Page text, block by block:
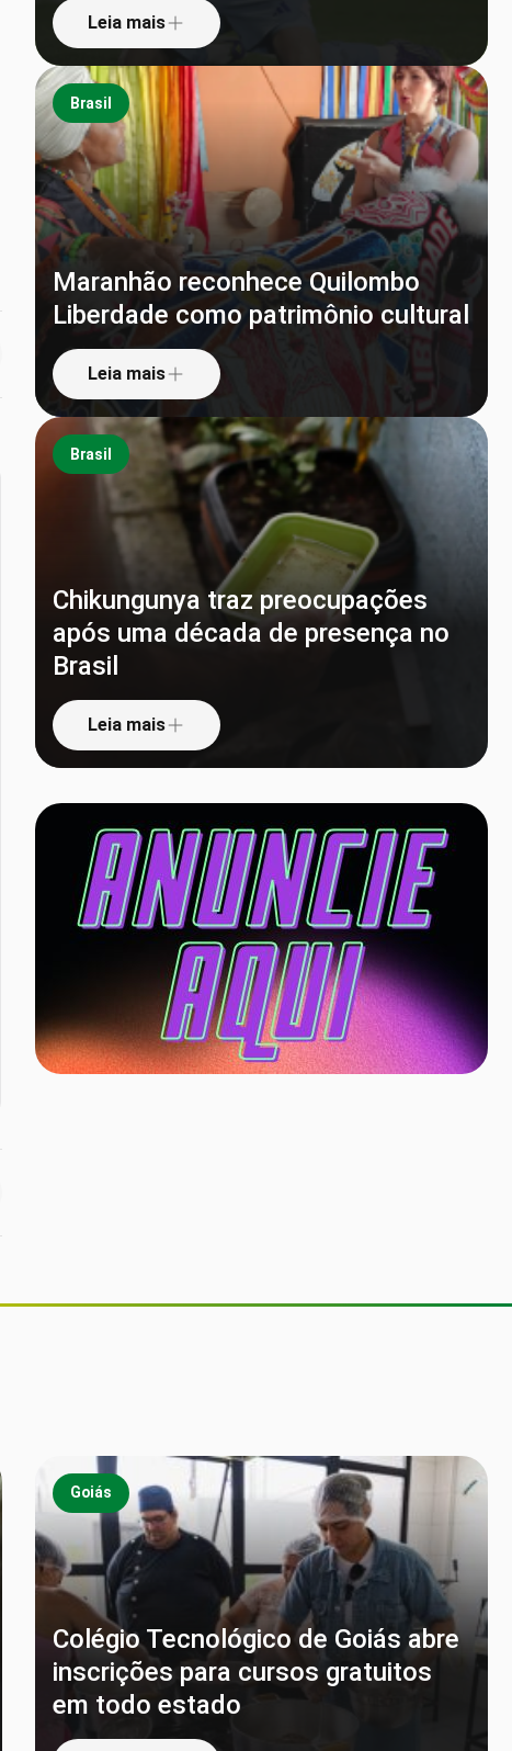
Leia mais
Brasil
Maranhão reconhece Quilombo
Liberdade como patrimônio cultural
Leia mais
Brasil
Chikungunya traz preocupações
após uma década de presença no
Brasil
Leia mais
Goiás
Colégio Tecnológico de Goiás abre
inscrições para cursos gratuitos
em todo estado